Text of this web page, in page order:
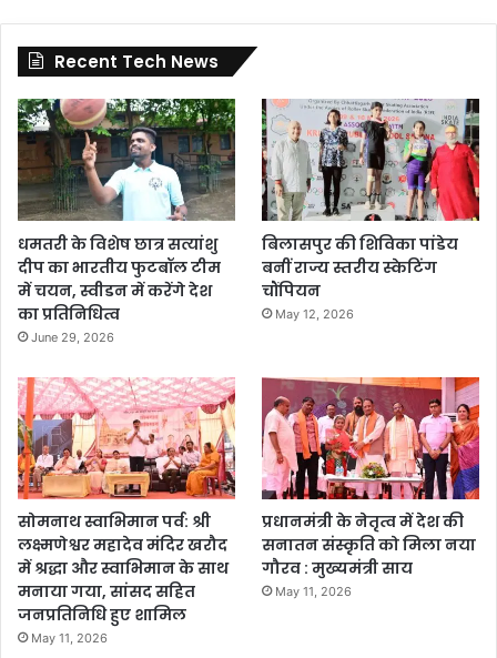
Recent Tech News
धमतरी के विशेष छात्र सत्यांशु
दीप का भारतीय फुटबॉल टीम
में चयन, स्वीडन में करेंगे देश
का प्रतिनिधित्व
June 29, 2026
बिलासपुर की शिविका पांडेय
बनीं राज्य स्तरीय स्केटिंग
चौंपियन
May 12, 2026
सोमनाथ स्वाभिमान पर्व: श्री
लक्ष्मणेश्वर महादेव मंदिर खरौद
में श्रद्धा और स्वाभिमान के साथ
मनाया गया, सांसद सहित
जनप्रतिनिधि हुए शामिल
May 11, 2026
प्रधानमंत्री के नेतृत्व में देश की
सनातन संस्कृति को मिला नया
गौरव : मुख्यमंत्री साय
May 11, 2026